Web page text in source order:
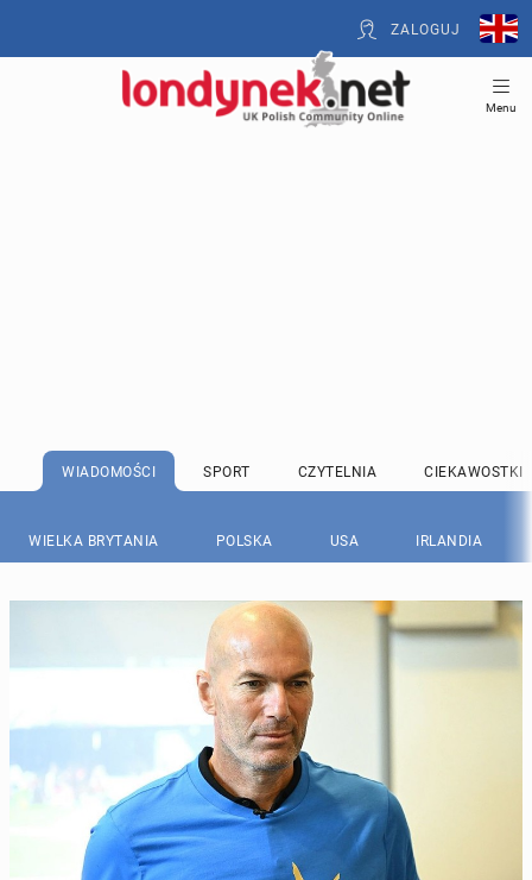
ZALOGUJ
Menu
WIADOMOŚCI SPORT CZYTELNIA CIEKAWOSTKI
WIELKA BRYTANIA POLSKA USA IRLANDIA